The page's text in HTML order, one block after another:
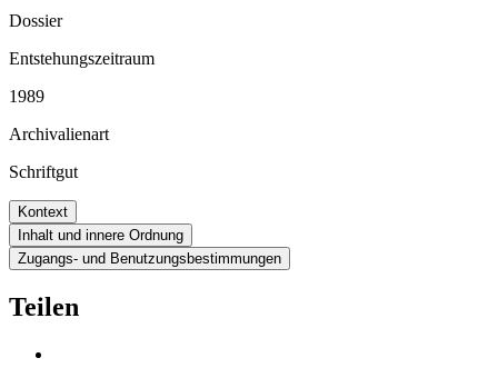
Dossier
Entstehungszeitraum
1989
Archivalienart
Schriftgut
Kontext
Inhalt und innere Ordnung
Zugangs- und Benutzungsbestimmungen
Teilen